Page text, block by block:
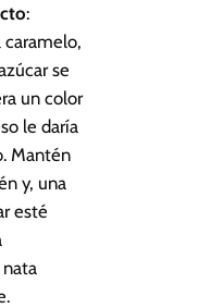
:
caramelo,
se
un color
le daría
Mantén
y, una
esté